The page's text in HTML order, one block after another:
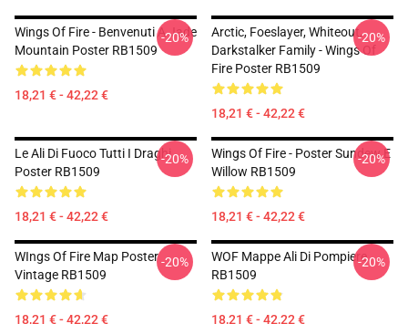
Wings Of Fire - Benvenuti A Jade
Mountain Poster RB1509
18,21 € - 42,22 €
-20%
Arctic, Foeslayer, Whiteout,
Darkstalker Family - Wings Of
Fire Poster RB1509
18,21 € - 42,22 €
-20%
Le Ali Di Fuoco Tutti I Draghi
Poster RB1509
18,21 € - 42,22 €
-20%
Wings Of Fire - Poster Sundew E
Willow RB1509
18,21 € - 42,22 €
-20%
WIngs Of Fire Map Poster
Vintage RB1509
18,21 € - 42,22 €
-20%
WOF Mappe Ali Di Pompiere
RB1509
18,21 € - 42,22 €
-20%